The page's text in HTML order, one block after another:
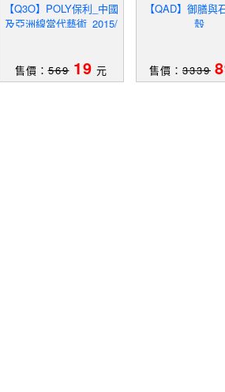
【Q3O】POLY保利_中國
及亞洲線當代藝術_2015/
售價：569 19 元
【QAD】御膳與
殼
售價： 3339